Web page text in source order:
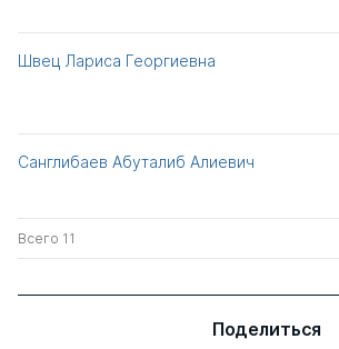
Швец Лариса Георгиевна
Санглибаев Абуталиб Алиевич
Всего 11
Поделиться